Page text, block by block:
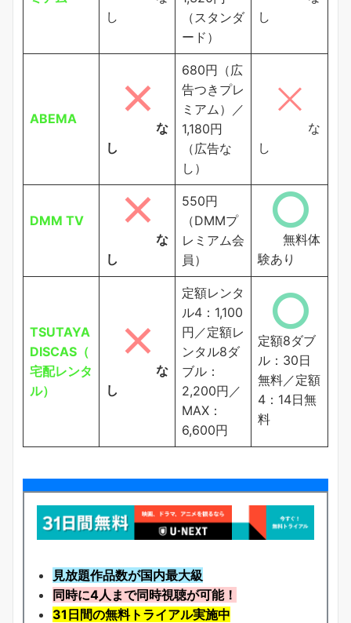
し
（スタンダ
ード）
し
ABEMA
な
し
680円（広
告つきプレ
ミアム）／
1,180円
（広告な
し）
な
し
DMM TV
な
し
550円
（DMMプ
レミアム会
員）
無料体
験あり
TSUTAYA
DISCAS（
宅配レンタ
ル）
な
し
定額レンタ
ル4：1,100
円／定額レ
ンタル8ダ
ブル：
2,200円／
MAX：
6,600円
定額8ダブ
ル：30日
無料／定額
4：14日無
料
見放題作品数が国内最大級
同時に4人まで同時視聴が可能！
31日間の無料トライアル実施中